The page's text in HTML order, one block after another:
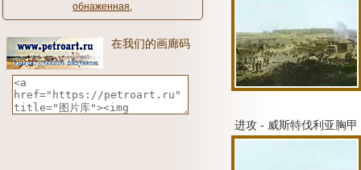
обнаженная,
在我们的画廊码
进攻 - 威斯特伐利亚胸甲